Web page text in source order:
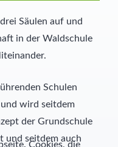
Säulen auf und
in der Waldschule
Schulen
wird seitdem
der Grundschule
und seitdem auch
Cookies, die